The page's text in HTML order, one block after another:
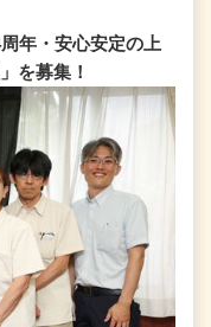
年・安心安定の上
を募集！